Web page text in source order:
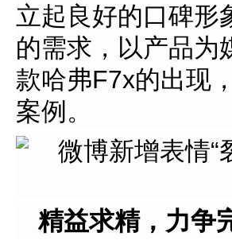
立起良好的口碑形
的需求，以产品为
款哈弗F7x的出现
案例。
精益求精，力争